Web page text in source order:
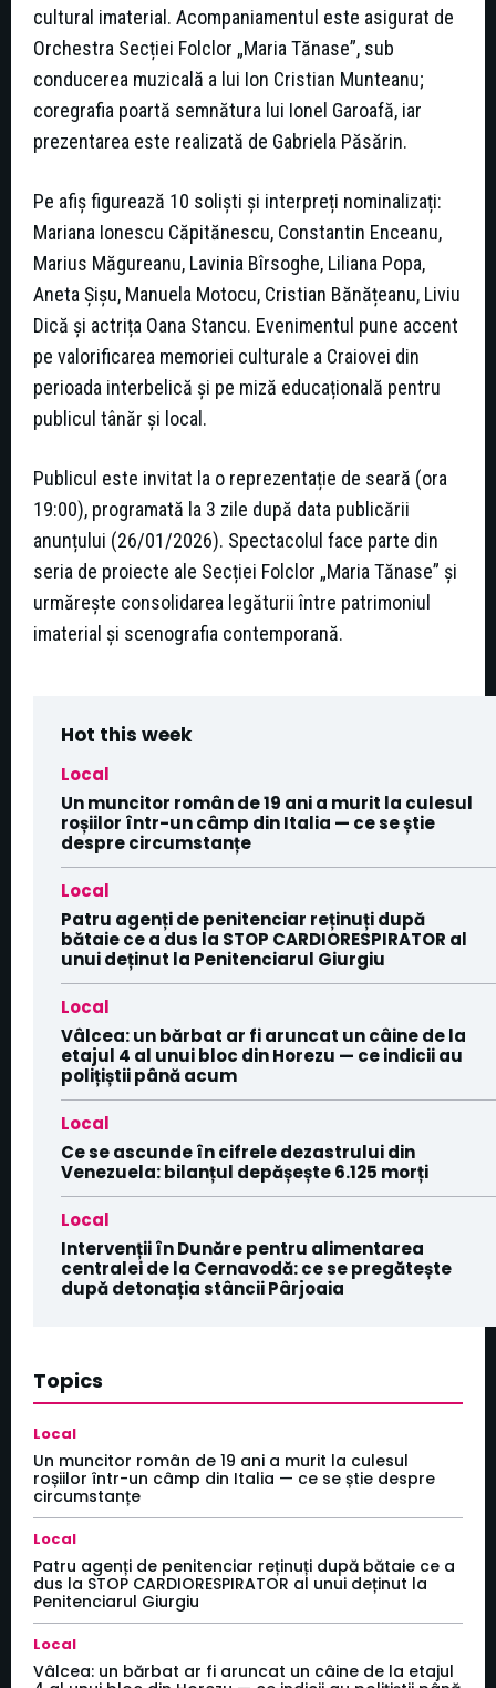
cultural imaterial. Acompaniamentul este asigurat de
Orchestra Secției Folclor „Maria Tănase”, sub
conducerea muzicală a lui Ion Cristian Munteanu;
coregrafia poartă semnătura lui Ionel Garoafă, iar
prezentarea este realizată de Gabriela Păsărin.
Pe afiș figurează 10 soliști și interpreți nominalizați:
Mariana Ionescu Căpitănescu, Constantin Enceanu,
Marius Măgureanu, Lavinia Bîrsoghe, Liliana Popa,
Aneta Șișu, Manuela Motocu, Cristian Bănățeanu, Liviu
Dică și actrița Oana Stancu. Evenimentul pune accent
pe valorificarea memoriei culturale a Craiovei din
perioada interbelică și pe miză educațională pentru
publicul tânăr și local.
Publicul este invitat la o reprezentație de seară (ora
19:00), programată la 3 zile după data publicării
anunțului (26/01/2026). Spectacolul face parte din
seria de proiecte ale Secției Folclor „Maria Tănase” și
urmărește consolidarea legăturii între patrimoniul
imaterial și scenografia contemporană.
Hot this week
Local
Un muncitor român de 19 ani a murit la culesul
roșiilor într-un câmp din Italia — ce se știe
despre circumstanțe
Local
Patru agenți de penitenciar reținuți după
bătaie ce a dus la STOP CARDIORESPIRATOR al
unui deținut la Penitenciarul Giurgiu
Local
Vâlcea: un bărbat ar fi aruncat un câine de la
etajul 4 al unui bloc din Horezu — ce indicii au
polițiștii până acum
Local
Ce se ascunde în cifrele dezastrului din
Venezuela: bilanțul depășește 6.125 morți
Local
Intervenții în Dunăre pentru alimentarea
centralei de la Cernavodă: ce se pregătește
după detonația stâncii Pârjoaia
Topics
Local
Un muncitor român de 19 ani a murit la culesul
roșiilor într-un câmp din Italia — ce se știe despre
circumstanțe
Local
Patru agenți de penitenciar reținuți după bătaie ce a
dus la STOP CARDIORESPIRATOR al unui deținut la
Penitenciarul Giurgiu
Local
Vâlcea: un bărbat ar fi aruncat un câine de la etajul